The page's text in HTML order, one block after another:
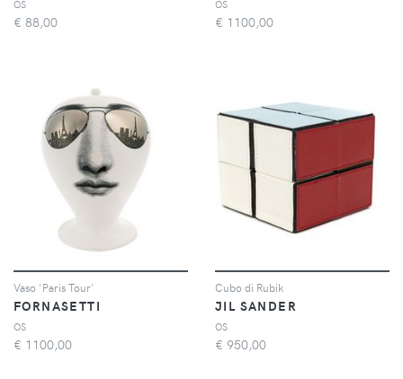
OS
€ 88,00
OS
€ 1100,00
Vaso 'Paris Tour'
FORNASETTI
OS
€ 1100,00
Cubo di Rubik
JIL SANDER
OS
€ 950,00